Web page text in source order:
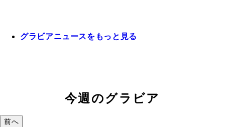
グラビアニュースをもっと見る
今週のグラビア
前へ